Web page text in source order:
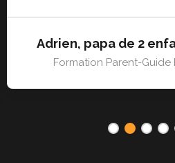
Adrien, papa de 2
Formation Parent-
3 4 5 6